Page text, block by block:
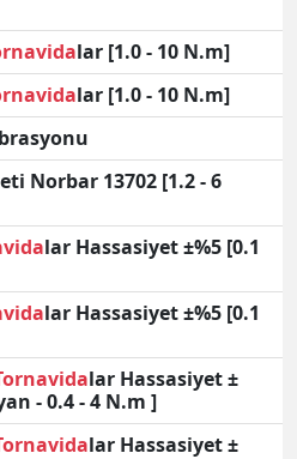
lar [1.0 - 10 N.m]
lar [1.0 - 10 N.m]
Norbar 13702 [1.2 - 6
lar Hassasiyet ±%5 [0.1
lar Hassasiyet ±%5 [0.1
lar Hassasiyet ±
- 0.4 - 4 N.m ]
lar Hassasiyet ±